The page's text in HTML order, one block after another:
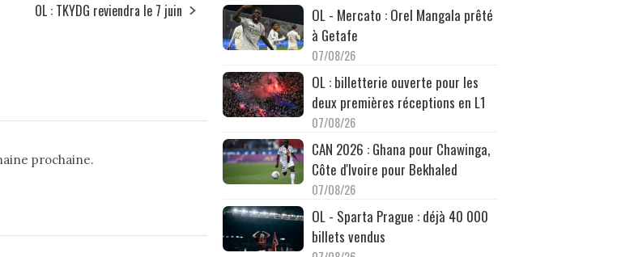
OL : TKYDG reviendra le 7 juin
prochaine.
OL - Mercato : Orel Mangala prêté
à Getafe
07/08/26
OL : billetterie ouverte pour les
deux premières réceptions en L1
07/08/26
CAN 2026 : Ghana pour Chawinga,
Côte d'Ivoire pour Bekhaled
07/08/26
OL - Sparta Prague : déjà 40 000
billets vendus